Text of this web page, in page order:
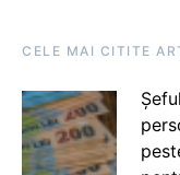
CELE MAI CITITE